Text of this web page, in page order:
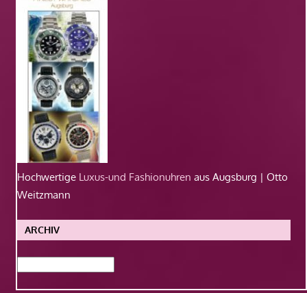
Hochwertige Luxus-und Fashionuhren aus Augsburg | Otto
Weitzmann
ARCHIV